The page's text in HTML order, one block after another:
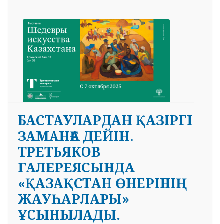
БАСТАУЛАРДАН ҚАЗІРГІ
ЗАМАНҒА ДЕЙІН.
ТРЕТЬЯКОВ
ГАЛЕРЕЯСЫНДА
«ҚАЗАҚСТАН ӨНЕРІНІҢ
ЖАУҺАРЛАРЫ»
ҰСЫНЫЛАДЫ.